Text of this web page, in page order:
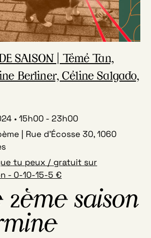
SAISON | Témé Tan,
Berliner, Céline Salgado,
15h00 - 23h00
| Rue d'Écosse 30, 1060
tu peux / gratuit sur
- 0-10-15-5 €
2ème saison